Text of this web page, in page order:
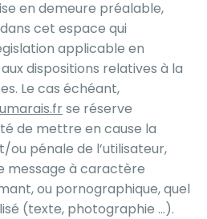
en demeure préalable,
cet espace qui
applicable en
dispositions relatives à la
Le cas échéant,
se réserve
de mettre en cause la
pénale de l’utilisateur,
message à caractère
ou pornographique, quel
(texte, photographie …).